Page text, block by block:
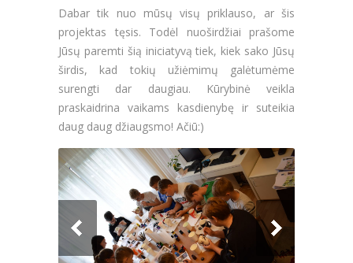
Dabar tik nuo mūsų visų priklauso, ar šis
projektas tęsis. Todėl nuoširdžiai prašome
Jūsų paremti šią iniciatyvą tiek, kiek sako Jūsų
širdis, kad tokių užiėmimų galėtumėme
surengti dar daugiau. Kūrybinė veikla
praskaidrina vaikams kasdienybę ir suteikia
daug daug džiaugsmo! Ačiū:)